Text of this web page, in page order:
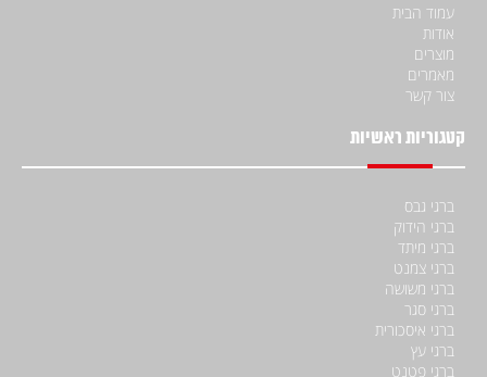
עמוד הבית
אודות
מוצרים
מאמרים
צור קשר
קטגוריות ראשיות
ברגי גבס
ברגי הידוק
ברגי מיתד
ברגי צמנט
ברגי משושה
ברגי סגר
ברגי איסכורית
ברגי עץ
ברגי פטנט